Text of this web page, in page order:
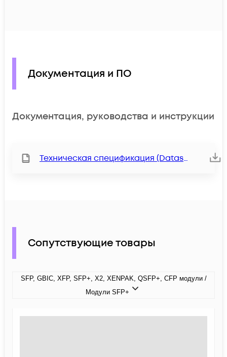
Документация и ПО
Документация, руководства и инструкции
Техническая спецификация (Datasheet)
Сопутствующие товары
SFP, GBIC, XFP, SFP+, X2, XENPAK, QSFP+, CFP модули /
Модули SFP+